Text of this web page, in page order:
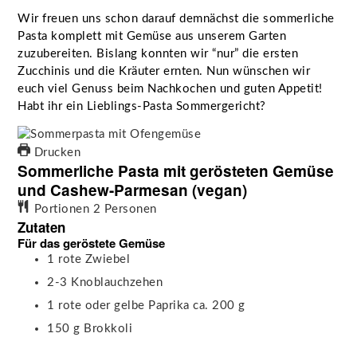
Wir freuen uns schon darauf demnächst die sommerliche
Pasta komplett mit Gemüse aus unserem Garten
zuzubereiten. Bislang konnten wir “nur” die ersten
Zucchinis und die Kräuter ernten. Nun wünschen wir
euch viel Genuss beim Nachkochen und guten Appetit!
Habt ihr ein Lieblings-Pasta Sommergericht?
Drucken
Sommerliche Pasta mit gerösteten Gemüse
und Cashew-Parmesan (vegan)
Portionen 2 Personen
Zutaten
Für das geröstete Gemüse
1 rote Zwiebel
2-3 Knoblauchzehen
1 rote oder gelbe Paprika ca. 200 g
150 g Brokkoli